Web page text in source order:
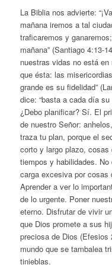
La Biblia nos advierte:
mañana iremos a tal
traficaremos y
mañana” (Santiago 4:13-
nuestras vidas no está
que ésta: las
grande es su fidelidad”
dice: “basta a cada día
¿Debo planificar? Sí. El
de nuestro Señor:
traza tu plan, porque el
corto y largo plazo, cosas
tiempos y habilidades. No
carga excesiva por cosas
Aprender a ver lo
de lo urgente. Poner
eterno. Disfrutar de vivir
que Dios promete a sus
preciosa de Dios
mundo que se tambalea
tinieblas.